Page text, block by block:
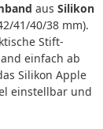
aus Silikon
41/40/38 mm).
Stift-
einfach ab
Silikon Apple
einstellbar und